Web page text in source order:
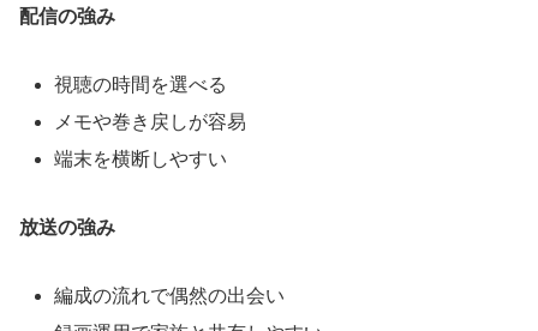
配信の強み
視聴の時間を選べる
メモや巻き戻しが容易
端末を横断しやすい
放送の強み
編成の流れで偶然の出会い